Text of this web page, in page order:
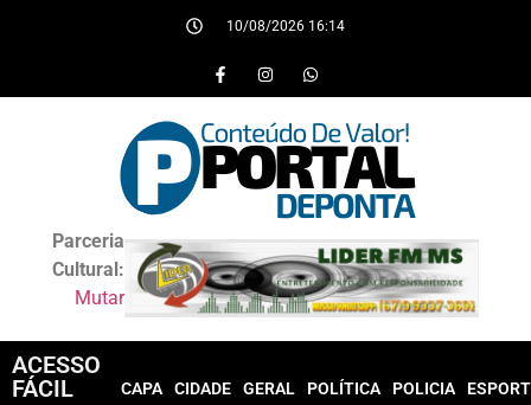
10/08/2026 16:14
Parceria
Cultural:
Mutar
ACESSO
FÁCIL
CAPA CIDADE GERAL POLÍTICA POLICIA